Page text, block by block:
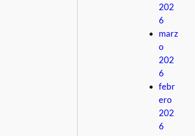
202
6
marz
o
202
6
febr
ero
202
6